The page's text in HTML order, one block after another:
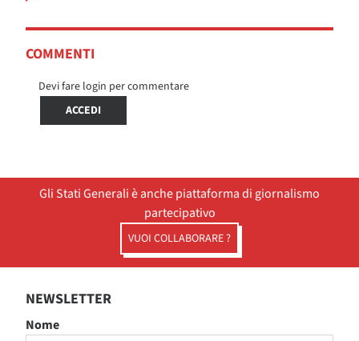
COMMENTI
Devi fare login per commentare
ACCEDI
Gli Stati Generali è anche piattaforma di giornalismo
partecipativo
VUOI COLLABORARE ?
NEWSLETTER
Nome